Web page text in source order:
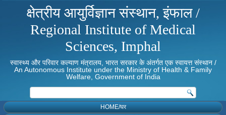
क्षेत्रीय आयुर्विज्ञान संस्थान, इंफाल /
Regional Institute of Medical
Sciences, Imphal
स्वास्थ्य और परिवार कल्याण मंत्रालय, भारत सरकार के अंतर्गत एक स्वायत्त संस्थान /
An Autonomous Institute under the Ministry of Health & Family
Welfare, Government of India
HOME/घर